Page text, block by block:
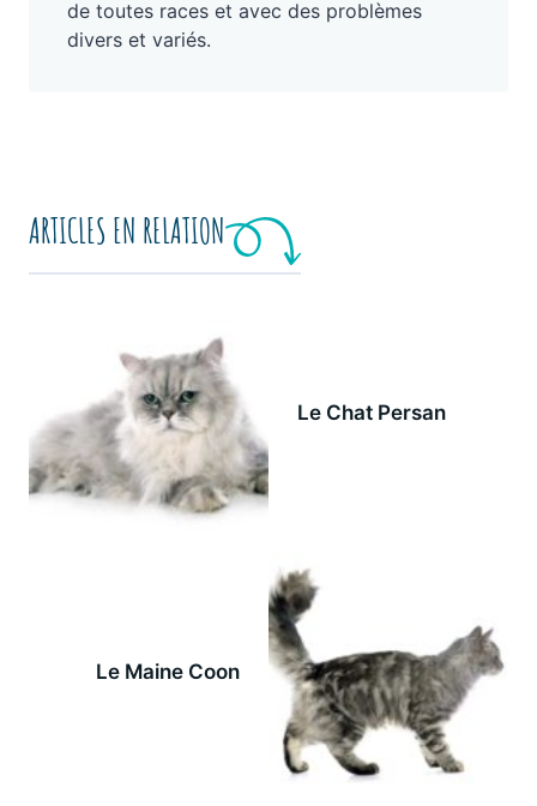
de toutes races et avec des problèmes
divers et variés.
ARTICLES EN RELATION
Le Chat Persan
Le Maine Coon